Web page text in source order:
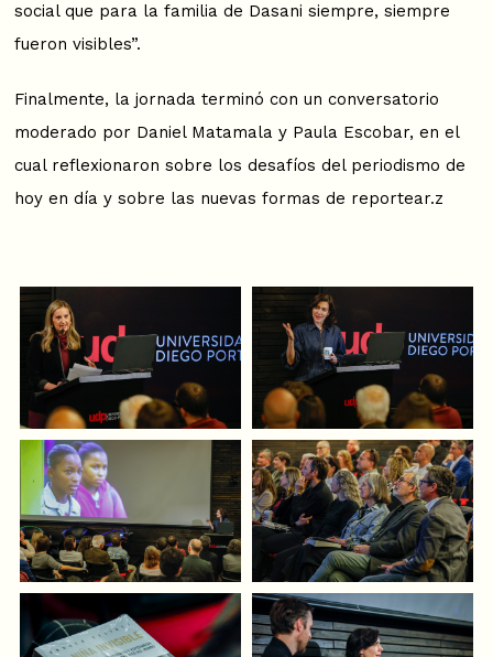
social que para la familia de Dasani siempre, siempre
fueron visibles”.
Finalmente, la jornada terminó con un conversatorio
moderado por Daniel Matamala y Paula Escobar, en el
cual reflexionaron sobre los desafíos del periodismo de
hoy en día y sobre las nuevas formas de reportear.z